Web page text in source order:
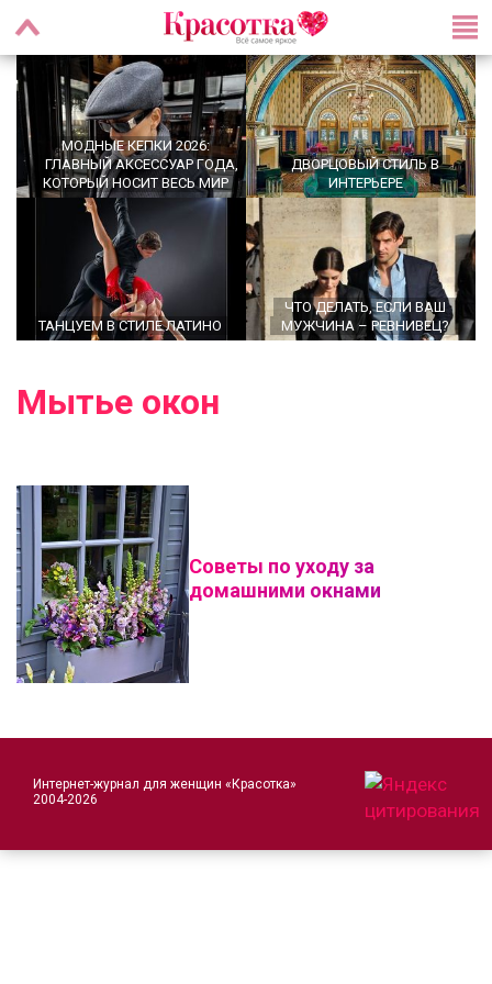
МОДНЫЕ КЕПКИ 2026:
ГЛАВНЫЙ АКСЕССУАР ГОДА,
КОТОРЫЙ НОСИТ ВЕСЬ МИР
ДВОРЦОВЫЙ СТИЛЬ В
ИНТЕРЬЕРЕ
ТАНЦУЕМ В СТИЛЕ ЛАТИНО
ЧТО ДЕЛАТЬ, ЕСЛИ ВАШ
МУЖЧИНА – РЕВНИВЕЦ?
Мытье окон
Советы по уходу за
домашними окнами
Интернет-журнал для женщин «Красотка»
2004-2026